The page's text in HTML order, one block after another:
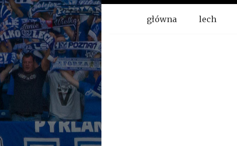
Menugłówna lech